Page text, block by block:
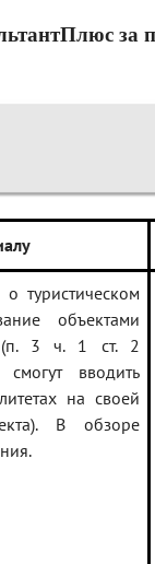
за
туристическом
объектами
(п. 3 ч. 1 ст. 2
смогут вводить
на своей
В обзоре